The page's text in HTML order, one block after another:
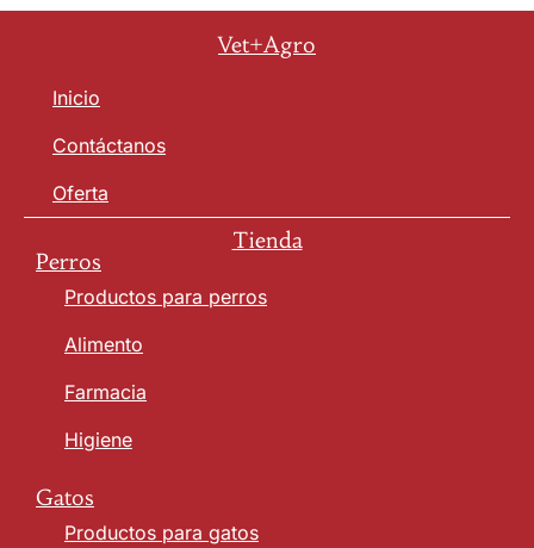
Vet+Agro
Inicio
Contáctanos
Oferta
Tienda
Perros
Productos para perros
Alimento
Farmacia
Higiene
Gatos
Productos para gatos